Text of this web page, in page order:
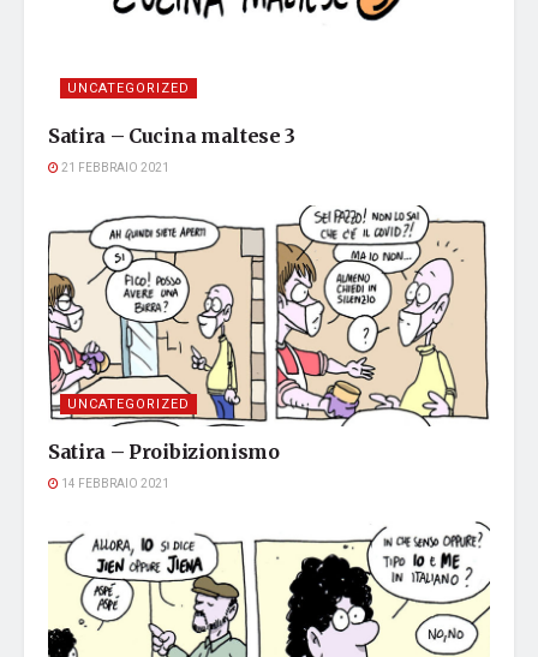
UNCATEGORIZED
Satira – Cucina maltese 3
21 FEBBRAIO 2021
UNCATEGORIZED
Satira – Proibizionismo
14 FEBBRAIO 2021